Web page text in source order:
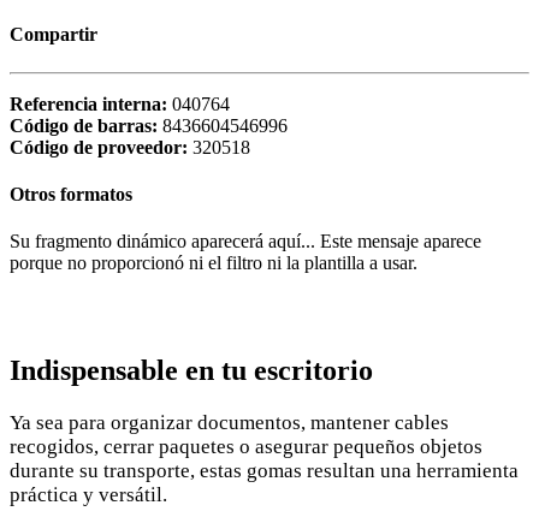
Compartir
Referencia interna: 040764
Código de barras: 8436604546996
Código de proveedor: 320518
Otros formatos
Su fragmento dinámico aparecerá aquí... Este mensaje aparece
porque no proporcionó ni el filtro ni la plantilla a usar.
Indispensable en tu escritorio
Ya sea para organizar documentos, mantener cables
recogidos, cerrar paquetes o asegurar pequeños objetos
durante su transporte, estas gomas resultan una herramienta
práctica y versátil.